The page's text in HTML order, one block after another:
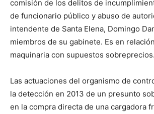
comisión de los delitos de
de funcionario público y abuso de
intendente de Santa Elena, Domingo
miembros de su gabinete. Es en
maquinaria con supuestos sobreprecios.
Las actuaciones del organismo de
la detección en 2013 de un presunto
en la compra directa de una cargadora